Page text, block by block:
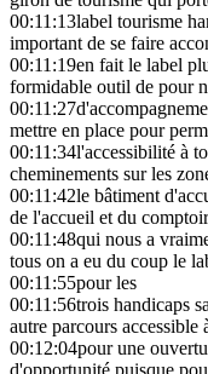
00:11:13label tourisme
important de se faire
00:11:19en fait le label
formidable outil de pour
00:11:27
mettre en place pour
00:11:34l'accessibilité à
cheminements sur les
00:11:42le bâtiment
de l'accueil et du
00:11:48qui nous a
tous on a eu du coup le
00:11:55pour les
00:11:56trois handicaps
autre parcours accessible
00:12:04pour une